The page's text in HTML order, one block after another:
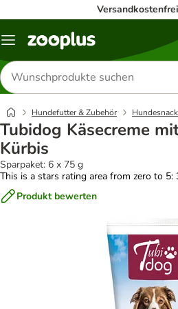
Menü
Produkte
suchen
Hundefutter & Zubehör
Tubidog Käsecreme
Kürbis
Sparpaket: 6 x 75 g
This is a stars rating area from zero to 5:
Produkt bewerten